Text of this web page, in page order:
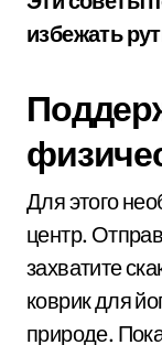
избежать
Для этого
центр.
захватите
коврик для
природе.